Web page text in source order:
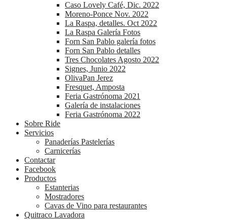
Caso Lovely Café, Dic. 2022
Moreno-Ponce Nov. 2022
La Raspa, detalles. Oct 2022
La Raspa Galería Fotos
Forn San Pablo galería fotos
Forn San Pablo detalles
Tres Chocolates Agosto 2022
Signes, Junio 2022
OlivaPan Jerez
Fresquet, Amposta
Feria Gastrónoma 2021
Galería de instalaciones
Feria Gastrónoma 2022
Sobre Ride
Servicios
Panaderías Pastelerías
Carnicerías
Contactar
Facebook
Productos
Estanterias
Mostradores
Cavas de Vino para restaurantes
Quitraco Lavadora